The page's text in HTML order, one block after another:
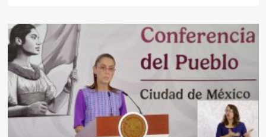
“Cuando
pedimos
pruebas,
son
pruebas,
no
dichos”:
Sheinbaum
minimiza
testimonios